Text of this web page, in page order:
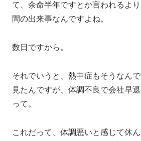
て、余命半年ですとか言われるよ
間の出来事なんですよね。
数日ですから。
それでいうと、熱中症もそうなん
見たんですが、体調不良で会社早
って。
これだって、体調悪いと感じて休